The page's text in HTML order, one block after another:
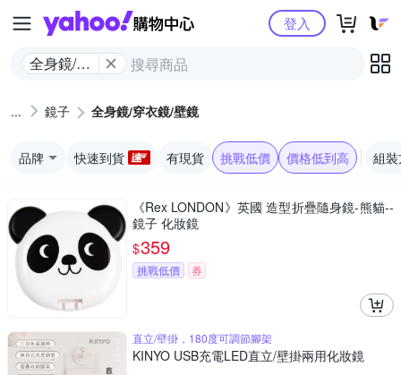
Yahoo購物中心
全身鏡/穿
登入
鏡子 全身鏡/穿衣鏡/壁鏡
品牌 快速到貨 有現貨 挑戰低價 價格低到高 組
《Rex LONDON》英國 造型折疊隨身鏡-熊貓--
鏡子 化妝鏡
$359
挑戰低價 券
直立/壁掛，180度可調節腳架
KINYO USB充電LED直立/壁掛兩用化妝鏡